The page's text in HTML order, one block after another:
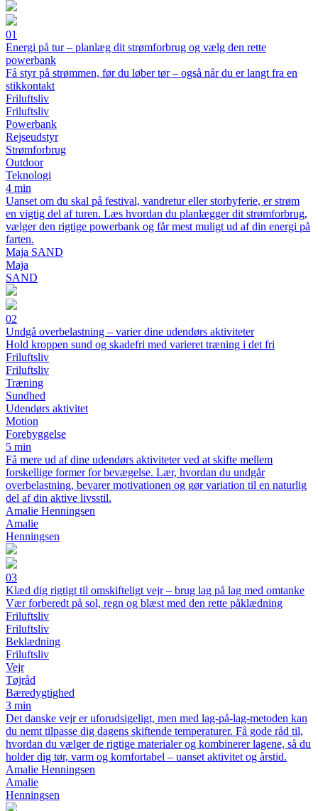
01
Energi på tur – planlæg dit strømforbrug og vælg den rette
powerbank
Få styr på strømmen, før du løber tør – også når du er langt fra en
stikkontakt
Friluftsliv
Friluftsliv
Powerbank
Rejseudstyr
Strømforbrug
Outdoor
Teknologi
4 min
Uanset om du skal på festival, vandretur eller storbyferie, er strøm
en vigtig del af turen. Læs hvordan du planlægger dit strømforbrug,
vælger den rigtige powerbank og får mest muligt ud af din energi på
farten.
Maja SAND
Maja
SAND
02
Undgå overbelastning – varier dine udendørs aktiviteter
Hold kroppen sund og skadefri med varieret træning i det fri
Friluftsliv
Friluftsliv
Træning
Sundhed
Udendørs aktivitet
Motion
Forebyggelse
5 min
Få mere ud af dine udendørs aktiviteter ved at skifte mellem
forskellige former for bevægelse. Lær, hvordan du undgår
overbelastning, bevarer motivationen og gør variation til en naturlig
del af din aktive livsstil.
Amalie Henningsen
Amalie
Henningsen
03
Klæd dig rigtigt til omskifteligt vejr – brug lag på lag med omtanke
Vær forberedt på sol, regn og blæst med den rette påklædning
Friluftsliv
Friluftsliv
Beklædning
Friluftsliv
Vejr
Tøjråd
Bæredygtighed
3 min
Det danske vejr er uforudsigeligt, men med lag-på-lag-metoden kan
du nemt tilpasse dig dagens skiftende temperaturer. Få gode råd til,
hvordan du vælger de rigtige materialer og kombinerer lagene, så du
holder dig tør, varm og komfortabel – uanset aktivitet og årstid.
Amalie Henningsen
Amalie
Henningsen